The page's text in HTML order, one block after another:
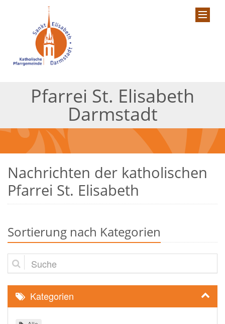
Pfarrei St. Elisabeth
Darmstadt
Nachrichten der katholischen
Pfarrei St. Elisabeth
Sortierung nach Kategorien
Suche
Kategorien